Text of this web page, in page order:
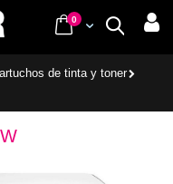
Buscar
Cart
0items
de tinta y toner